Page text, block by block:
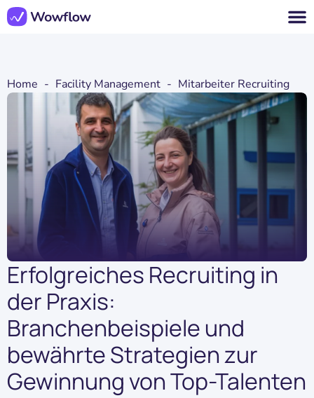
Home - Facility Management - Mitarbeiter Recruiting
Erfolgreiches Recruiting in
der Praxis:
Branchenbeispiele und
bewährte Strategien zur
Gewinnung von Top-Talenten